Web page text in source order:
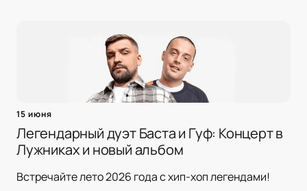
15 июня
Легендарный дуэт Баста и Гуф: Концерт в
Лужниках и новый альбом
Встречайте лето 2026 года с хип-хоп легендами!